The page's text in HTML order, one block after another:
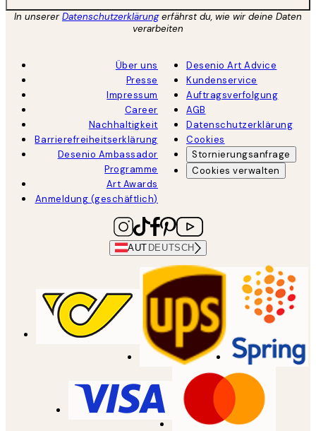
In unsererDatenschutzerklärungerfährst du, wie wir deine Daten
verarbeiten
Über uns
Presse
Impressum
Career
Nachhaltigkeit
Barrierefreiheitserklärung
Desenio Ambassador
Programme
Art Awards
Anmeldung (geschäftlich)
Desenio Art Advice
Kundenservice
Auftragsverfolgung
AGB
Datenschutzerklärung
Cookies
Stornierungsanfrage
Cookies verwalten
AUT DEUTSCH